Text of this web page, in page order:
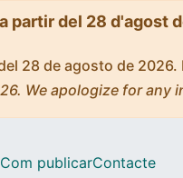
partir del 28 d'agost
28 de agosto de
We apologize for any
Com publicarContacte